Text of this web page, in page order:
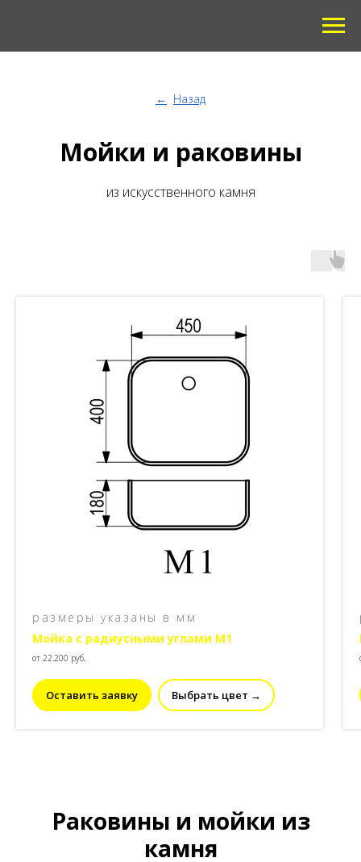
← Назад
Мойки и раковины
из искусственного камня
размеры указаны в мм
Мойка с радиусными углами М1
от 22.200 руб.
Оставить заявку Выбрать цвет →
Раковины и мойки из
камня